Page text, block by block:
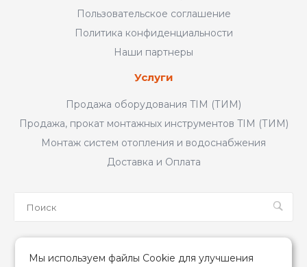
Пользовательское соглашение
Политика конфиденциальности
Наши партнеры
Услуги
Продажа оборудования TIM (ТИМ)
Продажа, прокат монтажных инструментов TIM (ТИМ)
Монтаж систем отопления и водоснабжения
Доставка и Оплата
Мы используем файлы Cookie для улучшения